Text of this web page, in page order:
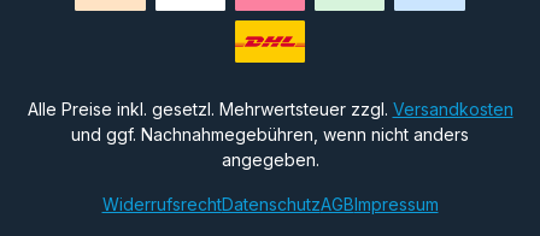
Alle Preise inkl. gesetzl. Mehrwertsteuer zzgl. Versandkosten
und ggf. Nachnahmegebühren, wenn nicht anders
angegeben.
WiderrufsrechtDatenschutzAGBImpressum